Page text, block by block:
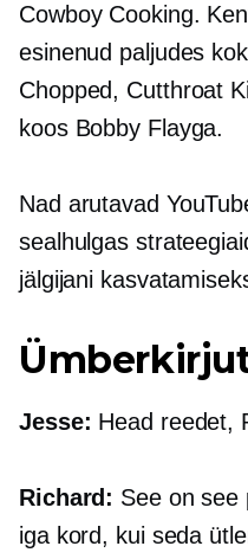
Cowboy Cooking.
esinenud paljudes
Chopped, Cutthroat
koos Bobby Flayga.
Nad arutavad
sealhulgas
jälgijani
Jesse: Head reedet,
Richard: See on see
iga kord, kui seda